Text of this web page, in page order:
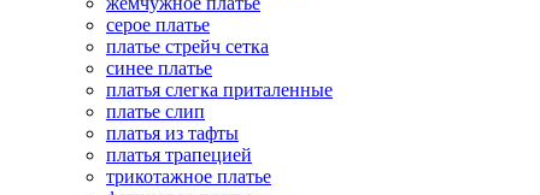
серое платье
платье стрейч сетка
синее платье
платья слегка приталенные
платье слип
платья из тафты
платья трапецией
трикотажное платье